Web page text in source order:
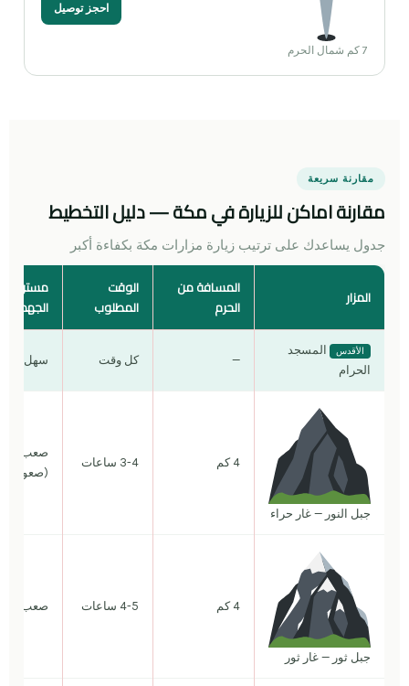
7 كم شمال الحرم
احجز توصيل
مقارنة سريعة
مقارنة اماكن للزيارة في مكة — دليل التخطيط
جدول يساعدك على ترتيب زيارة مزارات مكة بكفاءة أكبر
المزار
المسافة من
الحرم
الوقت
المطلوب
مستوى
الجهد
الأقدس
المسجد
الحرام
— كل وقت سهل
جبل النور — غار حراء
4 كم 3-4 ساعات
صعب
(صعود)
جبل ثور — غار ثور
4 كم 4-5 ساعات صعب جداً